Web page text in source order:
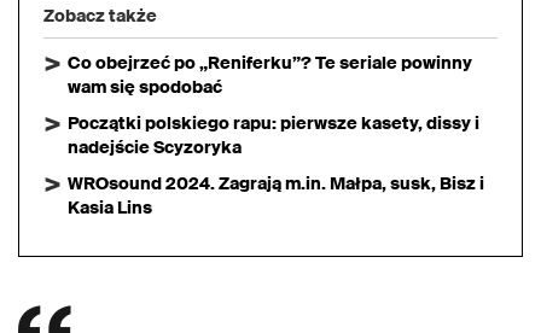
Zobacz także
Co obejrzeć po „Reniferku”? Te seriale powinny
wam się spodobać
Początki polskiego rapu: pierwsze kasety, dissy i
nadejście Scyzoryka
WROsound 2024. Zagrają m.in. Małpa, susk, Bisz i
Kasia Lins